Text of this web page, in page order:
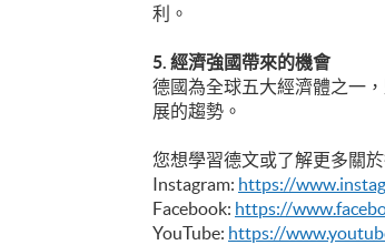
利。
5. 經濟強國帶來的機會
德國為全球五大經濟體之一
展的趨勢。
您想學習德文或了解更多關
Instagram: https://
Facebook: https://
YouTube: https://